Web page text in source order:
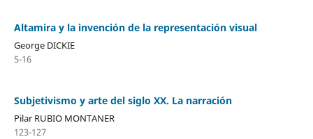
Altamira y la invención de la representación visual
George DICKIE
5-16
Subjetivismo y arte del siglo XX. La narración
Pilar RUBIO MONTANER
123-127